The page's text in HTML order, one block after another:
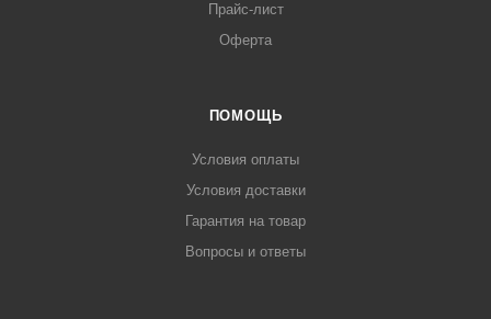
Прайс-лист
Оферта
ПОМОЩЬ
Условия оплаты
Условия доставки
Гарантия на товар
Вопросы и ответы